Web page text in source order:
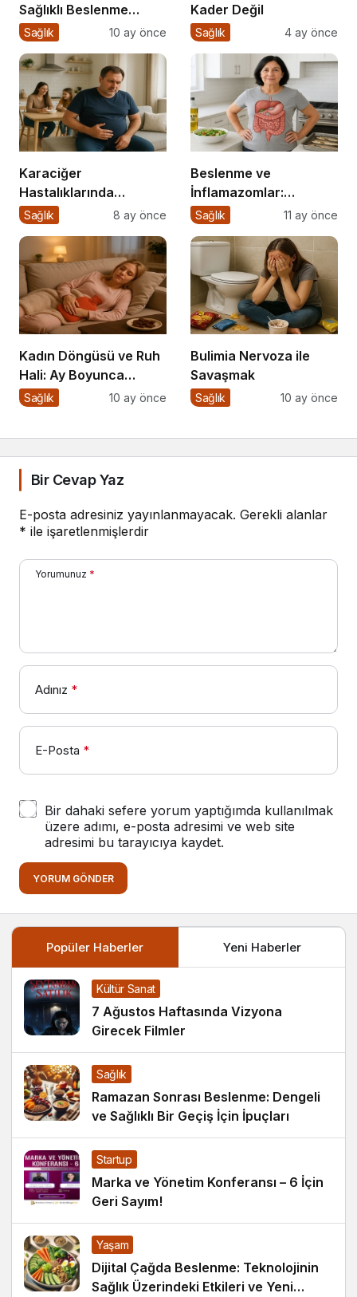
Sağlıklı Beslenme
Takıntısı
Sağlık 10 ay önce
Kader Değil
Sağlık 4 ay önce
Karaciğer
Hastalıklarında
Beslenme
Sağlık 8 ay önce
Beslenme ve
İnflamazomlar:
Bağırsaktan Hücre
Sessiz Savaş
Sağlık 11 ay önce
Kadın Döngüsü ve Ruh
Hali: Ay Boyunca
Bedenine ve
Sağlık 10 ay önce
Bulimia Nervoza ile
Savaşmak
Sağlık 10 ay önce
Bir Cevap Yaz
E-posta adresiniz yayınlanmayacak. Gerekli alanlar
* ile işaretlenmişlerdir
Yorumunuz *
Adınız *
E-Posta *
Bir dahaki sefere yorum yaptığımda kullanılmak
üzere adımı, e-posta adresimi ve web site
adresimi bu tarayıcıya kaydet.
YORUM GÖNDER
Popüler Haberler Yeni Haberler
Kültür Sanat
7 Ağustos Haftasında Vizyona
Girecek Filmler
Sağlık
Ramazan Sonrası Beslenme: Dengeli
ve Sağlıklı Bir Geçiş İçin İpuçları
Startup
Marka ve Yönetim Konferansı – 6 İçin
Geri Sayım!
Yaşam
Dijital Çağda Beslenme: Teknolojinin
Sağlık Üzerindeki Etkileri ve Yeni